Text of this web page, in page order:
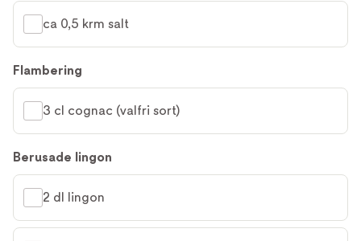
ca 0,5 krm salt
Flambering
3 cl cognac (valfri sort)
Berusade lingon
2 dl lingon